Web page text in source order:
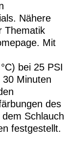
Nähere
Thematik
Mit
bei 25 PSI
Minuten
des
Schlauch
festgestellt.